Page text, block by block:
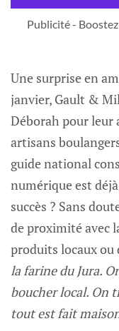
Publicité - Boostez
Une surprise en
janvier, Gault &
Déborah pour leur
artisans
guide national
numérique est
succès ? Sans
de proximité avec
produits locaux ou
la farine du Jura.
boucher local. On
tout est fait